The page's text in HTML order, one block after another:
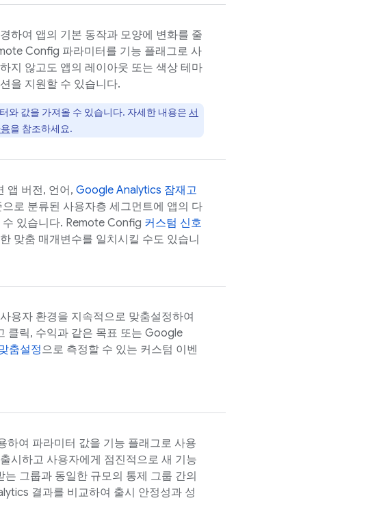
하여 앱의 기본 동작과 모양에 변화를 줄
Config 파라미터를 기능 플래그로 사
지 않고도 앱의 레이아웃 또는 색상 테마
을 지원할 수 있습니다.
와 값을 가져올 수 있습니다. 자세한 내용은 서
을 참조하세요.
앱 버전, 언어, Google Analytics 잠재고
으로 분류된 사용자층 세그먼트에 앱의 다
있습니다. Remote Config 커스텀 신호
맞춤 매개변수를 일치시킬 수도 있습니
용자 환경을 지속적으로 맞춤설정하여
클릭, 수익과 같은 목표 또는 Google
춤설정으로 측정할 수 있는 커스텀 이벤
하여 파라미터 값을 기능 플래그로 사용
시하고 사용자에게 점진적으로 새 기능
그룹과 동일한 규모의 통제 그룹 간의
결과를 비교하여 출시 안정성과 성